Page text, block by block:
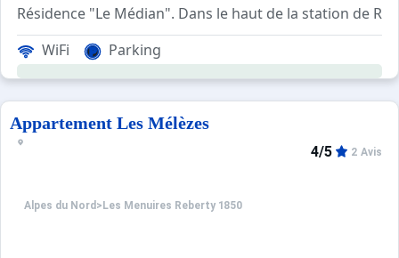
Résidence "Le Médian". Dans le haut de la station de
WiFi
Parking
Appartement Les Mélèzes
Alpes du Nord > Les Menuires Reberty 1850
4/5 2 Avis